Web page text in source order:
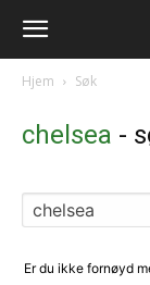
Hjem Søk
chelsea -
Er du ikke fornøyd